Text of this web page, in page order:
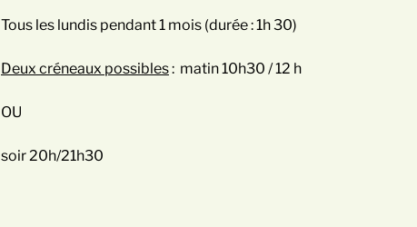
Tous les lundis pendant 1 mois (durée : 1h 30)
Deux créneaux possibles: matin 10h30 / 12 h
OU
soir 20h/21h30